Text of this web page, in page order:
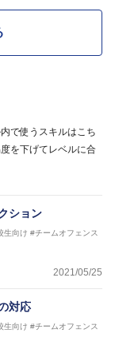
で使うスキルはこち
を下げてレベルに合
ション
生向け #チームオフェンス
2021/05/25
対応
生向け #チームオフェンス